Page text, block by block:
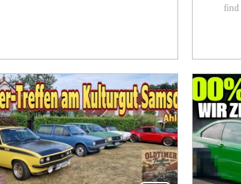
find